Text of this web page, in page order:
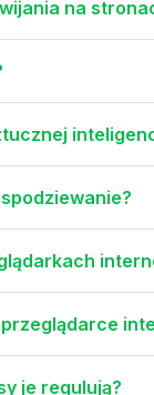
na
je regulują?